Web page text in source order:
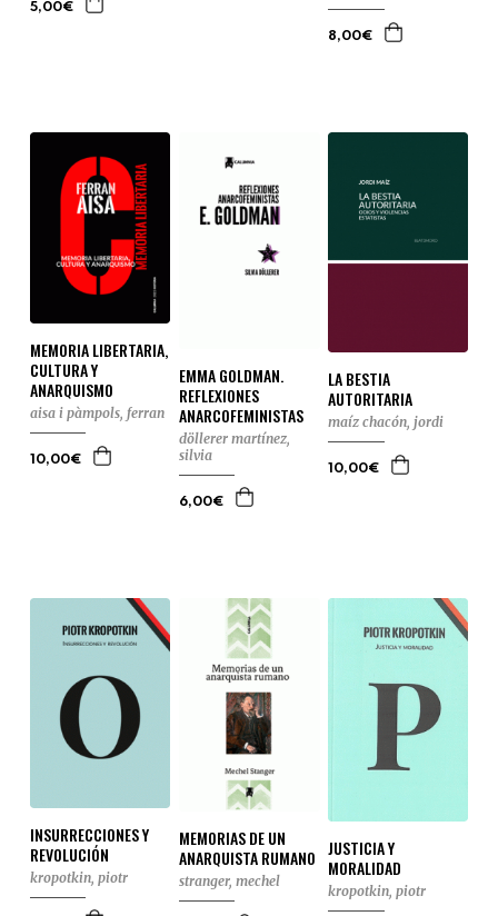
5,00€
8,00€
MEMORIA LIBERTARIA,
CULTURA Y
ANARQUISMO
aisa i pàmpols, ferran
10,00€
EMMA GOLDMAN.
REFLEXIONES
ANARCOFEMINISTAS
döllerer martínez,
silvia
6,00€
LA BESTIA
AUTORITARIA
maíz chacón, jordi
10,00€
INSURRECCIONES Y
REVOLUCIÓN
kropotkin, piotr
MEMORIAS DE UN
ANARQUISTA RUMANO
stranger, mechel
JUSTICIA Y
MORALIDAD
kropotkin, piotr